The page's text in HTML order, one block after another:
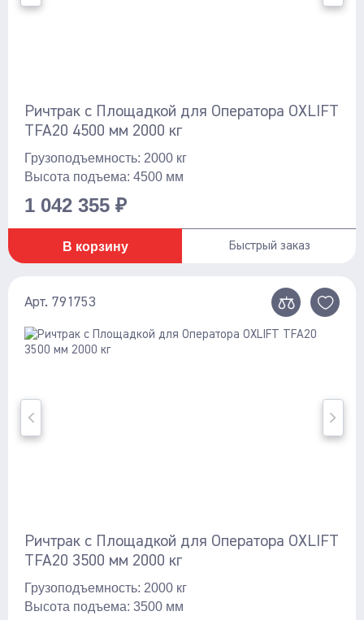
Ричтрак с Площадкой для Оператора OXLIFT
TFA20 4500 мм 2000 кг
Грузоподъемность: 2000 кг
Высота подъема: 4500 мм
1 042 355 ₽
В корзину Быстрый заказ
Арт. 791753
Ричтрак с Площадкой для Оператора OXLIFT
TFA20 3500 мм 2000 кг
Грузоподъемность: 2000 кг
Высота подъема: 3500 мм